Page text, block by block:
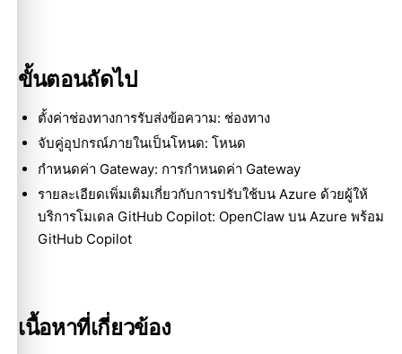
ขั้นตอนถัดไป
ตั้งค่าช่องทางการรับส่งข้อความ: ช่องทาง
จับคู่อุปกรณ์ภายในเป็นโหนด: โหนด
กำหนดค่า Gateway: การกำหนดค่า Gateway
รายละเอียดเพิ่มเติมเกี่ยวกับการปรับใช้บน Azure ด้วยผู้ให้
บริการโมเดล GitHub Copilot: OpenClaw บน Azure พร้อม
GitHub Copilot
เนื้อหาที่เกี่ยวข้อง